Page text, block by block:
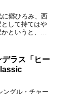
郷ひろみ、西
して持てはや
というと、男
ンヴェイジョン
ラス「ヒー
ングル・チャー